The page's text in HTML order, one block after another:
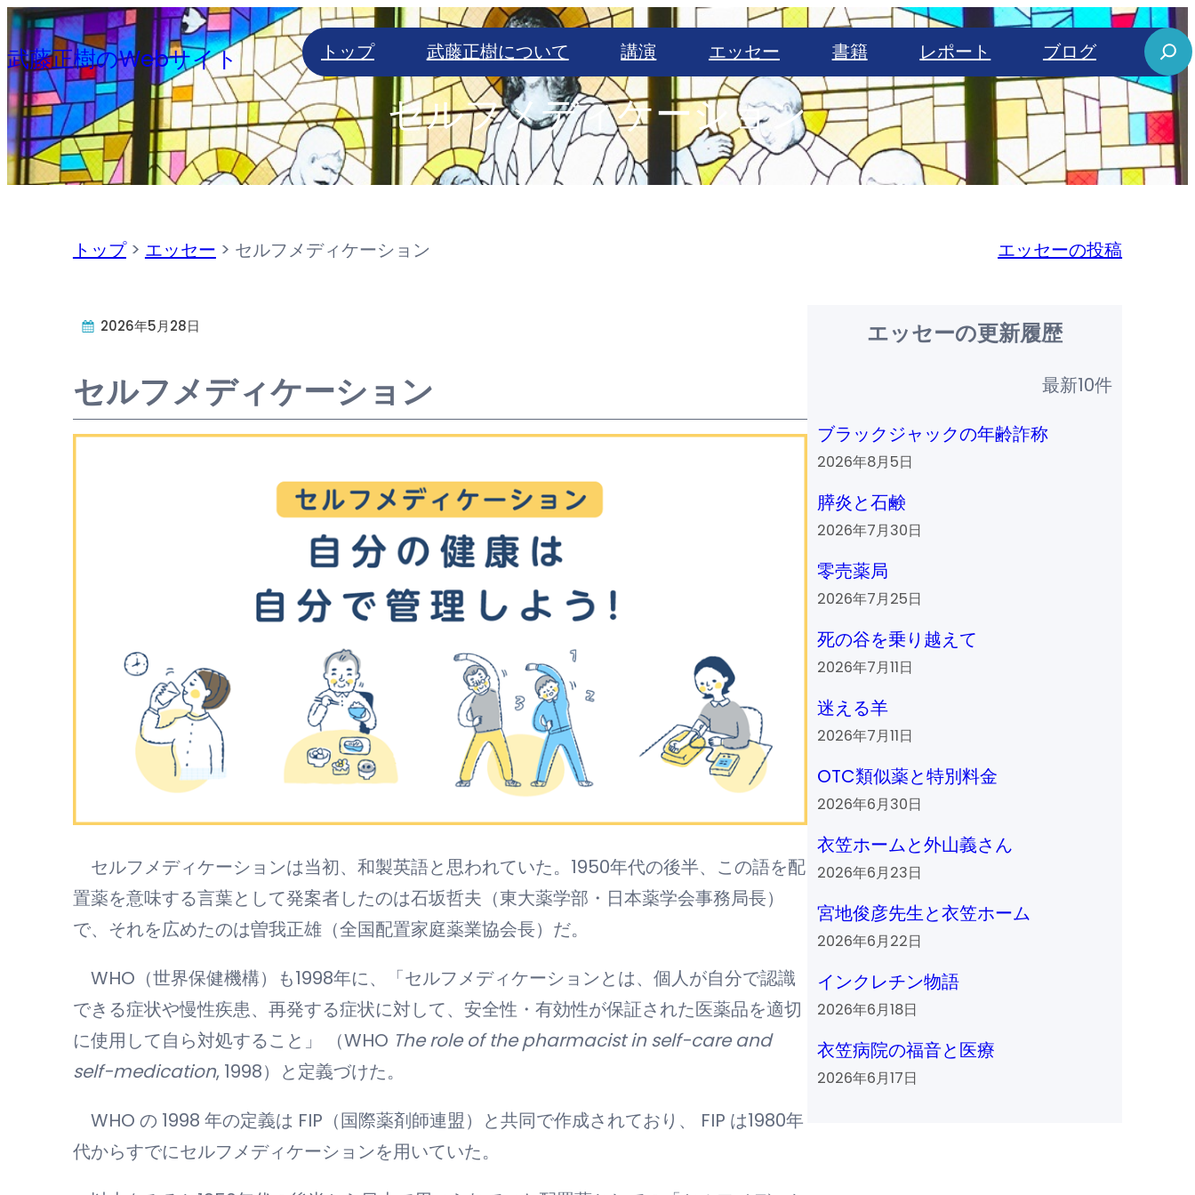
内
容
を
ス
キ
ッ
武藤正樹のWebサイト トップ 武藤正樹について 講演 エッセー 書籍 レポート ブログ
S
e
a
r
c
セルフメディケーション
トップ> エッセー > セルフメディケーション エッセーの投稿
2026年5月28日
セルフメディケーション
セルフメディケーションは当初、和製英語と思われていた。1950年代の後半、この語を配
置薬を意味する言葉として発案者したのは石坂哲夫（東大薬学部・日本薬学会事務局長）
で、それを広めたのは曽我正雄（全国配置家庭薬業協会長）だ。
WHO（世界保健機構）も1998年に、「セルフメディケーションとは、個人が自分で認識
できる症状や慢性疾患、再発する症状に対して、安全性・有効性が保証された医薬品を適切
に使用して自ら対処すること」 （WHO The role of the pharmacist in self-care and
self-medication, 1998）と定義づけた。
WHO の 1998 年の定義は FIP（国際薬剤師連盟）と共同で作成されており、 FIP は1980年
代からすでにセルフメディケーションを用いていた。
エッセーの更新履歴
最新10件
ブラックジャックの年齢詐称
2026年8月5日
膵炎と石鹸
2026年7月30日
零売薬局
2026年7月25日
死の谷を乗り越えて
2026年7月11日
迷える羊
2026年7月11日
OTC類似薬と特別料金
2026年6月30日
衣笠ホームと外山義さん
2026年6月23日
宮地俊彦先生と衣笠ホーム
2026年6月22日
インクレチン物語
2026年6月18日
衣笠病院の福音と医療
2026年6月17日